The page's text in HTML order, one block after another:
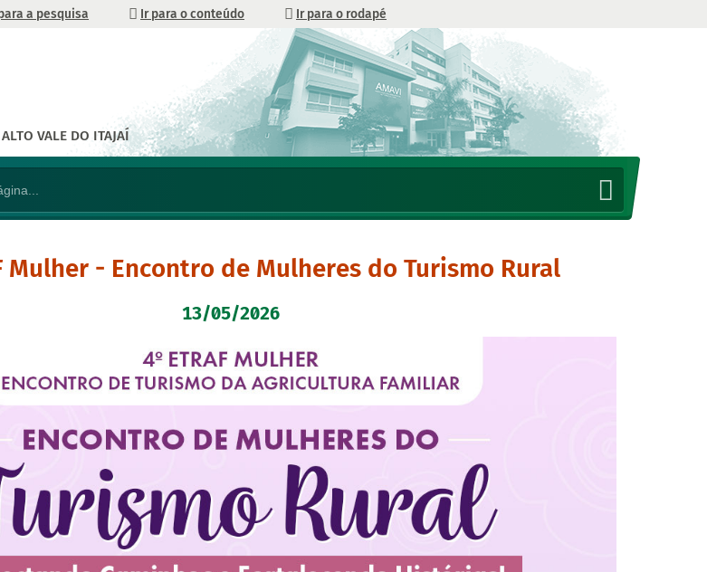
a pesquisa Ir para o conteúdo Ir para o rodapé
VALE DO ITAJAÍ
Mulher - Encontro de Mulheres do Turismo Rural
13/05/2026